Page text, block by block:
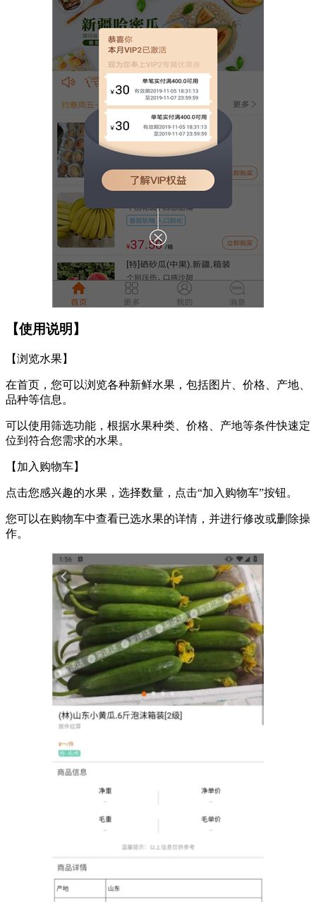
【使用说明】
【浏览水果】
在首页，您可以浏览各种新鲜水果，包括图片、价格、产地、
品种等信息。
可以使用筛选功能，根据水果种类、价格、产地等条件快速定
位到符合您需求的水果。
【加入购物车】
点击您感兴趣的水果，选择数量，点击“加入购物车”按钮。
您可以在购物车中查看已选水果的详情，并进行修改或删除操
作。